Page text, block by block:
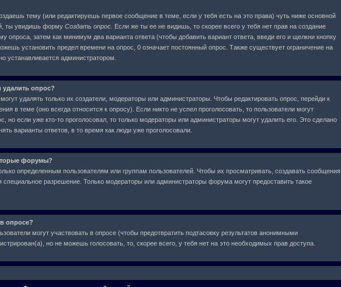
тему (или редактируешь первое сообщение в теме, если у тебя есть на это права) чуть ниже основной
ты увидишь форму Создать опрос . Если же ты ее не видишь, то скорее всего у тебя нет прав на создание
опроса, затем как минимум два варианта ответа (чтобы добавить вариант ответа, введи его и щелкни кнопку
установить предел времени на опрос, 0 означает постоянный опрос. Также существует ограничение на
устанавливается администратором.
удалить опрос?
удалять только их создатели, модераторы или администраторы. Чтобы редактировать опрос, перейди к
в теме (оно всегда относится к опросу). Если никто не успел проголосовать, то пользователи могут
но если уже кто-то проголосовал, то только модераторы или администраторы могут удалить его. Это сделано
варианты ответов, в то время как люди уже проголосовали.
форумы?
определенным пользователям или группам пользователей. Чтобы их просматривать, создавать сообщения
специальное разрешение. Только модераторы или администраторы форума могут предоставить такое
опросе?
могут участвовать в опросе (чтобы предотвратить подтасовку результатов анонимными
но не можешь голосовать, то, скорее всего, у тебя нет на это необходимых прав доступа.